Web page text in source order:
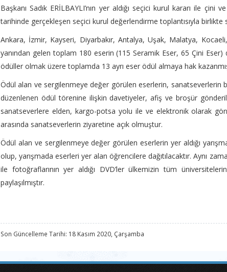
Başkanı Sadık ERİLBAYLI’nın yer aldığı seçici kurul kararı ile çini
tarihinde gerçekleşen seçici kurul değerlendirme toplantısıyla birlikte
Ankara, İzmir, Kayseri, Diyarbakır, Antalya, Uşak, Malatya,
yanından gelen toplam 180 eserin (115 Seramik Eser, 65 Çini
ödüller olmak üzere toplamda 13 ayrı eser ödül almaya hak
Ödül alan ve sergilenmeye değer görülen eserlerin, sanatseverlerin
düzenlenen ödül törenine ilişkin davetiyeler, afiş ve broşür
sanatseverlere elden, kargo-potsa yolu ile ve elektronik olarak
arasında sanatseverlerin ziyaretine açık olmuştur.
Ödül alan ve sergilenmeye değer görülen eserlerin yer aldığı
olup, yarışmada eserleri yer alan öğrencilere dağıtılacaktır. Aynı
ile fotoğraflarının yer aldığı DVD’ler ülkemizin tüm
paylaşılmıştır.
Son Güncelleme Tarihi: 18 Kasım 2020, Çarşamba